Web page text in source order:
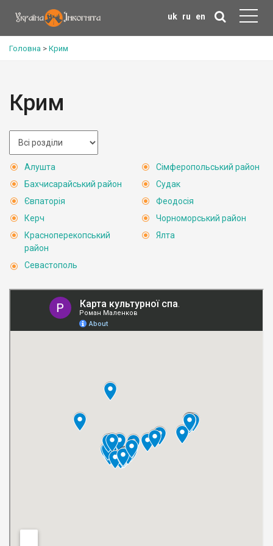
uk ru en
Головна > Крим
Крим
Алушта
Бахчисарайський район
Євпаторія
Керч
Красноперекопський
район
Севастополь
Сімферопольський район
Судак
Феодосія
Чорноморський район
Ялта